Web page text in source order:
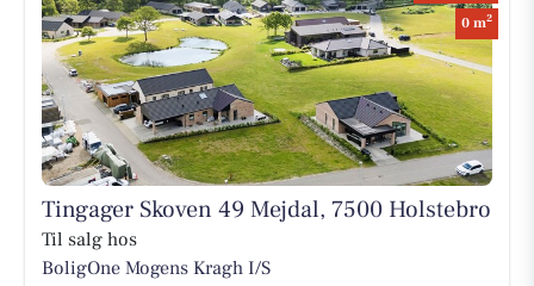
0 m2
Tingager Skoven 49 Mejdal, 7500 Holstebro
Til salg hos
BoligOne Mogens Kragh I/S